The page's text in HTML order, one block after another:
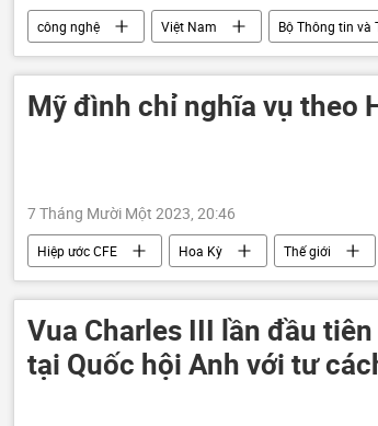
công nghệ Việt Nam Bộ Thông tin và
Quốc hội
4G Kinh tế an
Mỹ đình chỉ nghĩa vụ theo
7 Tháng Mười Một 2023, 20:46
Hiệp ước CFE Hoa Kỳ Thế giới
Nhà Trắng
Vua Charles III lần đầu
tại Quốc hội Anh với tư